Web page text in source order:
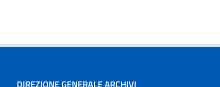
DIREZIONE GENERALE ARCHIVI